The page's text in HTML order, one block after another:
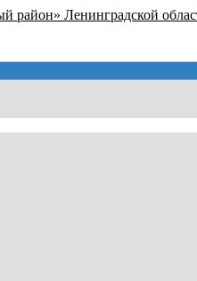
район» Ленинградской